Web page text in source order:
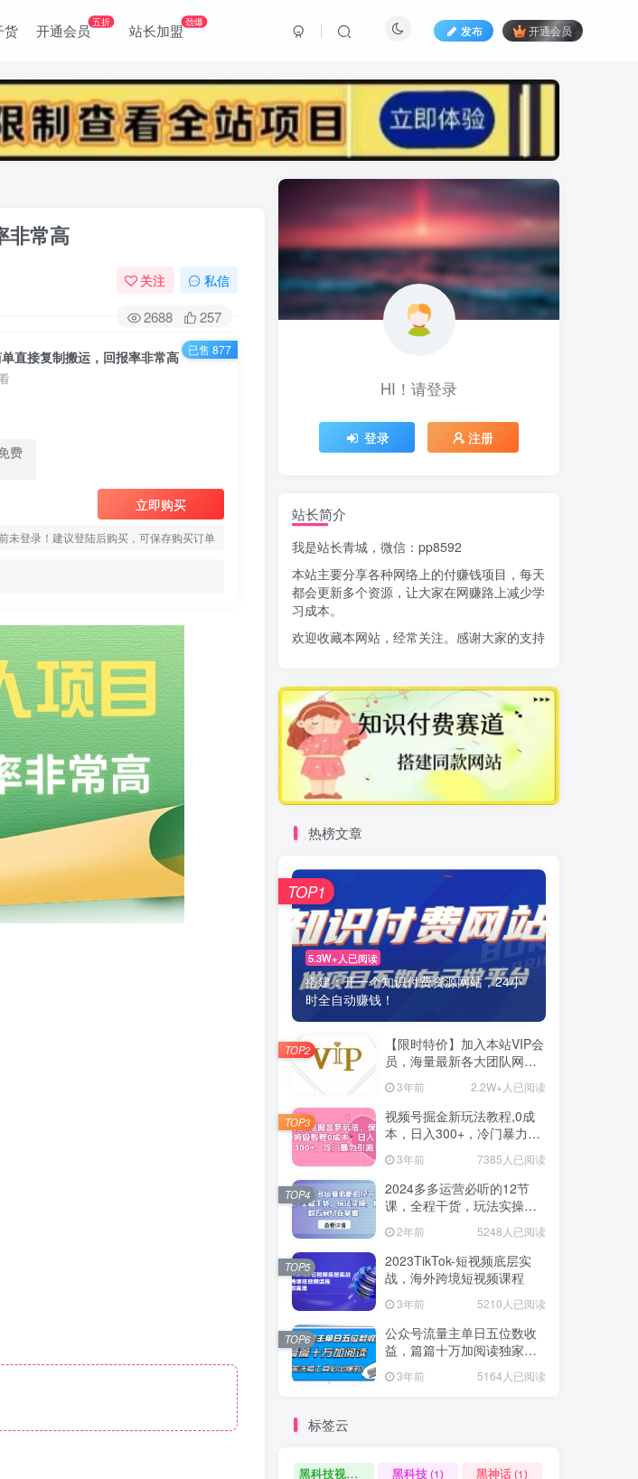
货 开通会员五折 站长加盟劲爆
发布 开通会员
非常高
关注 私信
2688 257
直接复制搬运，回报率非常高
费
立即购买
未登录！建议登陆后购买，可保存购买订单
已售 877
标签云
(1)黑科技 黑神话
鱼塘起号(1) 魔兽亚服(0) 魔兽(1)
骚气语音包
餐饮门店(1) 餐饮人(1) 餐饮(3)
(1) 风水教程(0) 风水(1)
风光摄影(1) 音乐号 音乐人项目(0)
音乐U盘(1) 韩国动漫(1)
HI！请登录
登录 注册
站长简介
我是站长青城，微信：pp8592
本站主要分享各种网络上的付赚钱项目，每天
都会更新多个资源，让大家在网赚路上减少学
习成本。
欢迎收藏本网站，经常关注。感谢大家的支持
热榜文章
5.3W+人已阅读
搭建：开一个知识付费资源网站，24小
时全自动赚钱！
TOP1
【限时特价】加入本站VIP会
员，海量最新各大团队网赚
内部教程全免费，每天持续
更新！
3年前 2.2W+人已阅读
TOP2
视频号掘金新玩法教程,0成
本，日入300+，冷门暴力引
流 3年前 7385人已阅读
TOP3
2024多多运营必听的12节
课，全程干货，玩法实操，
爆款方案尽在掌握
2年前 5248人已阅读
TOP4
2023TikTok-短视频底层实
战，海外跨境短视频课程
3年前 5210人已阅读
TOP5
公众号流量主单日五位数收
益，篇篇十万加阅读独家洗
稿工具必出爆款！
3年前 5164人已阅读
TOP6
标签云
黑科技视频搬运 (1)黑科技(1) 黑神话(1)